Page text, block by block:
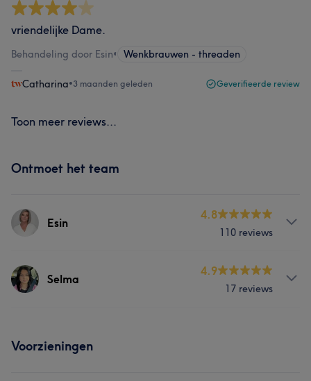
vriendelijke Dame.
Behandeling door Esin• Wenkbrauwen - threaden
Catharina•3 maanden geleden Geverifieerde review
Toon meer reviews...
Ontmoet het team
Esin
4.8
110 reviews
Behandelingen
Portfolio
Selma
4.9
17 reviews
Lichaam
Voorzieningen